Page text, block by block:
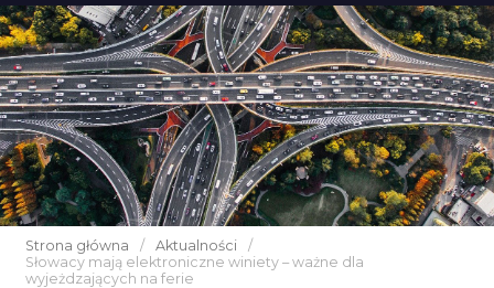
Strona główna / Aktualności
/
Słowacy mają elektroniczne winiety – ważne dla
wyjeżdzających na ferie